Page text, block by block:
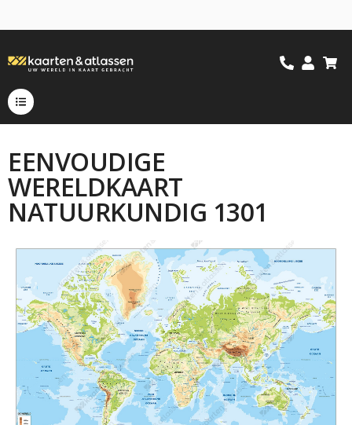
EENVOUDIGE
WERELDKAART
NATUURKUNDIG 1301